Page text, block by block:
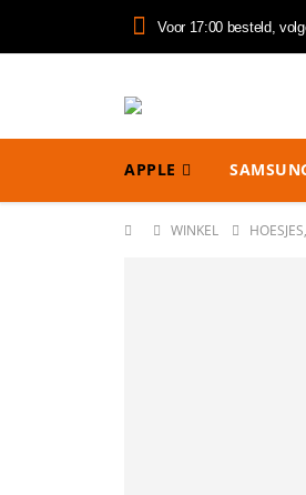
Voor 17:00 besteld,
APPLE
WINKEL HOESJES,